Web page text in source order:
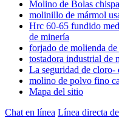
Molino de Bolas
molinillo de mármol
Hrc 60-65 fundido
de minería
forjado de molienda
tostadora industrial de
La seguridad de cloro-
molino de polvo fino
Mapa del sitio
Chat en línea Línea directa